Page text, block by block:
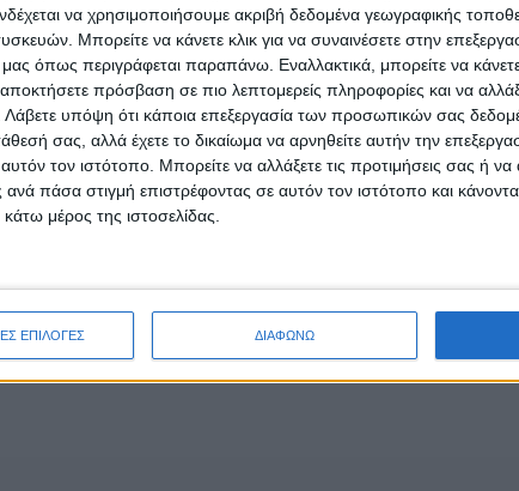
να χρησιμοποιήσουμε ακριβή δεδομένα γεωγραφικής
Μπορείτε να κάνετε κλικ για να συναινέσετε στην
όπως περιγράφεται παραπάνω. Εναλλακτικά, μπορείτε να κάνετε
πρόσβαση σε πιο λεπτομερείς πληροφορίες και να
Λάβετε υπόψη ότι κάποια επεξεργασία των προσωπικών σας
σας, αλλά έχετε το δικαίωμα να αρνηθείτε αυτήν την
τον ιστότοπο. Μπορείτε να αλλάξετε τις προτιμήσεις σας ή να
πάσα στιγμή επιστρέφοντας σε αυτόν τον ιστότοπο και
μέρος της ιστοσελίδας.
ΕΠΙΛΟΓΕΣ ΔΙΑΦΩΝΩ
Ιονίων Νήσων
17,285 εκατ. ευρώ για
7 Αυγούστου, 2026
ΠΟΛΙΤΙΣΜΟΣ
Φεστιβάλ Δωδώνης –